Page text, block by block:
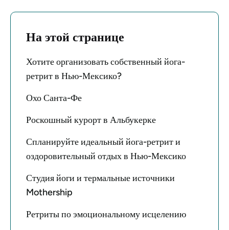
На этой странице
Хотите организовать собственный йога-
ретрит в Нью-Мексико?
Охо Санта-Фе
Роскошный курорт в Альбукерке
Спланируйте идеальный йога-ретрит и
оздоровительный отдых в Нью-Мексико
Студия йоги и термальные источники
Mothership
Ретриты по эмоциональному исцелению